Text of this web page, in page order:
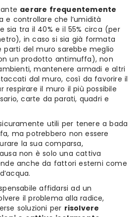
aerare frequentemente
e controllare che l’umidità
sia tra il 40% e il 55% circa (per
in caso si sia già formata
del muro sarebbe meglio
un prodotto antimuffa), non
mantenere armadi e altri
dal muro, così da favorire il
respirare il muro il più possibile
carte da parati, quadri e
utili per tenere a bada
ma potrebbero non essere
la sua comparsa,
non è solo una cattiva
anche da fattori esterni come
affidarsi ad un
il problema alla radice,
soluzioni per risolvere